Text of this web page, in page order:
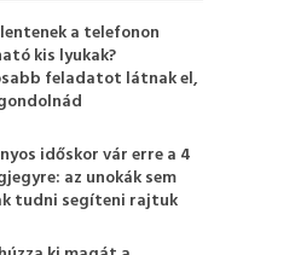
a telefonon
kis lyukak?
feladatot látnak el,
időskor vár erre a 4
az unokák sem
tudni segíteni rajtuk